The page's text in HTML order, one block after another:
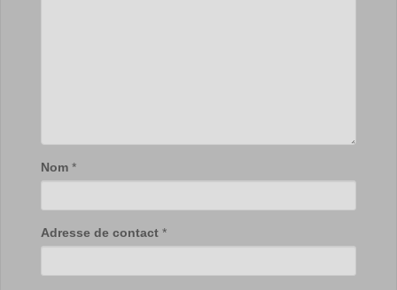
Nom *
Adresse de contact *